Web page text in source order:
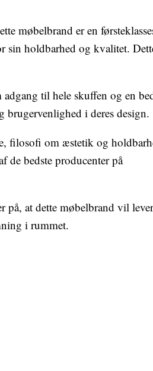
møbelbrand er en
sin holdbarhed og kvalitet.
til hele skuffen og en
brugervenlighed i deres design.
filosofi om æstetik og
de bedste producenter på
at dette møbelbrand vil
i rummet.